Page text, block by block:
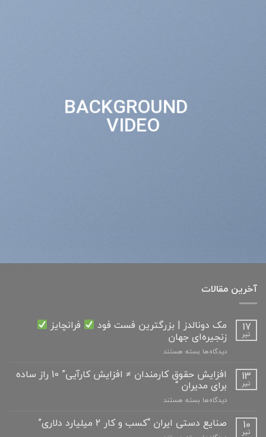
BACKGROUND
VIDEO
آخرین مقالات
17
تیر
مک دونالدز | بزرگترین فست فود فرانچایز
زنجیره‌ای جهان
دیدگاه‌ها برای
دونالدز
|
بزرگترین
فست
فرانچایز
بسته هستند
13
تیر
افزایش حقوق کارمندان ≠ افزایش کارآیی” 10 راز ساده
برای مدیران “
دیدگاه‌ها برای
حقوق
کارمندان
بسته هستند
10
تیر
صنایع دستی ایران “کسب و کار 2 میلیارد دلاری”